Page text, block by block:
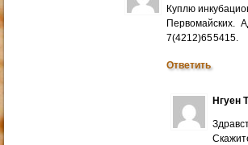
Куплю
Первомайских.
7(4212)65 5415.
Ответить
Нгуен